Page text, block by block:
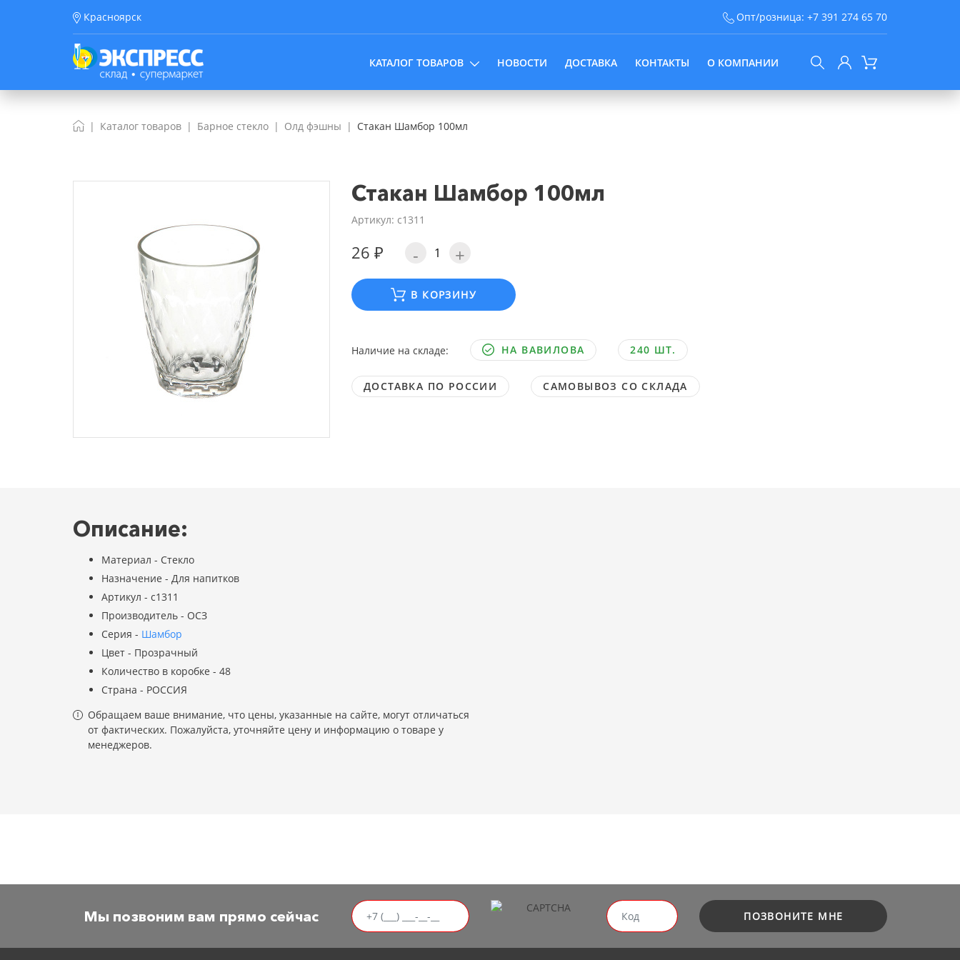
Красноярск Опт/розница: +7 391 274 65 70
КАТАЛОГ ТОВАРОВ НОВОСТИ ДОСТАВКА КОНТАКТЫ О КОМПАНИИ
Каталог товаров Барное стекло Олд фэшны Стакан Шамбор 100мл
Стакан Шамбор 100мл
Артикул: с1311
26 ₽ - +
В КОРЗИНУ
Наличие на складе: НА ВАВИЛОВА 240 ШТ.
ДОСТАВКА ПО РОССИИ САМОВЫВОЗ СО СКЛАДА
Описание:
Материал - Стекло
Назначение - Для напитков
Артикул - с1311
Производитель - ОСЗ
Серия - Шамбор
Цвет - Прозрачный
Количество в коробке - 48
Страна - РОССИЯ
Обращаем ваше внимание, что цены, указанные на сайте, могут отличаться
от фактических. Пожалуйста, уточняйте цену и информацию о товаре у
менеджеров.
Мы позвоним вам прямо сейчас ПОЗВОНИТЕ МНЕ